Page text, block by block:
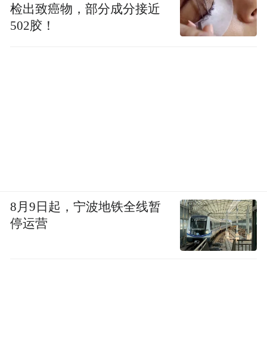
检出致癌物，部分成分接近
502胶！
8月9日起，宁波地铁全线暂
停运营